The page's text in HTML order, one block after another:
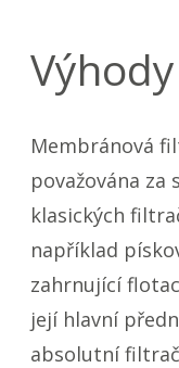
Membránová
považována
klasických
například
zahrnující
její hlavní
absolutní